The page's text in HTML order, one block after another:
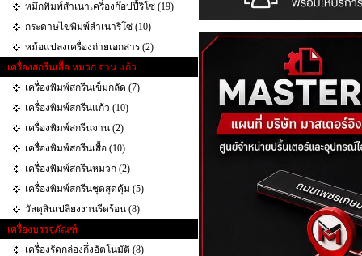
หมึกพิมพ์สำเนาเครื่องก๊อปปี้ริโซ่ (19)
กระดาษไขพิมพ์สำเนาริโซ่ (10)
หม้อแปลงเครื่องถ่ายเอกสาร (2)
เครื่องสกรีนเสื้อ หมวก จาน แก้ว
เครื่องพิมพ์สกรีนเข็มกลัด (7)
เครื่องพิมพ์สกรีนแก้ว (10)
เครื่องพิมพ์สกรีนจาน (2)
เครื่องพิมพ์สกรีนเสื้อ (10)
เครื่องพิมพ์สกรีนหมวก (2)
เครื่องพิมพ์สกรีนชุดสุดคุ้ม (5)
วัสดุสินเปลียงงานรีดร้อน (8)
เครื่องบรรจุภัณฑ์
เครื่องรัดกล่องกึ่งอัตโนมัติ (8)